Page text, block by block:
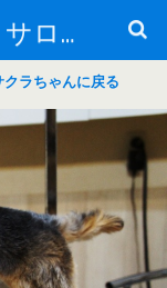
ペットホテル ペットサロン トリミングサロン 東京 ヌーノクラブのブログ
ラちゃんに戻る